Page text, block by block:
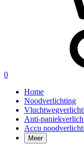
0
Home
Noodverlichting
Anti-
Accu
Meer